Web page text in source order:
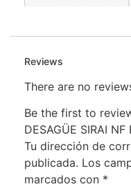
Reviews
There are no
Be the first to
DESAGÜE SIRAI
Tu dirección de
publicada. Los
marcados con *